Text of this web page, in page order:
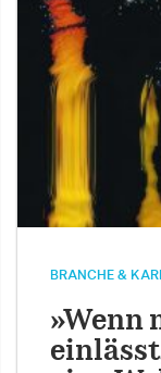
BRANCHE &
»Wenn